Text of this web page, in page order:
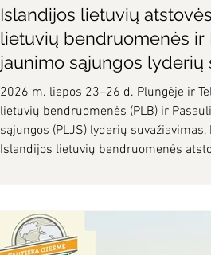
Islandijos lietuvių
lietuvių bendruomenės ir
jaunimo sąjungos lyderių
2026 m. liepos 23–26 d. Plungėje ir
lietuvių bendruomenės (PLB) ir
sąjungos (PLJS) lyderių suvažiavimas,
Islandijos lietuvių bendruomenės